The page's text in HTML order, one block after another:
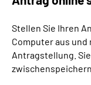
Online-Services
Suche
Stellen Sie Ihren
Computer aus und
Antragstellung.